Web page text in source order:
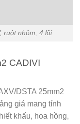
ruột nhôm, 4 lõi
CADIVI
DSTA 25mm2
giá mang tính
khấu, hoa hồng,